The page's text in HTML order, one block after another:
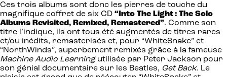
Ces trois albums sont donc les pierres de touche du
magnifique coffret de six CD “Into The Light : The Solo
Albums Revisited, Remixed, Remastered”. Comme son
titre l’indique, ils ont tous été augmentés de titres rares
et/ou inédits, remasterisés et, pour “WhiteSnake” et
“NorthWinds”, superbement remixés grâce à la fameuse
Machine Audio Learningutilisée par Peter Jackson pour
son génial documentaire sur les Beatles, Get Back. Le